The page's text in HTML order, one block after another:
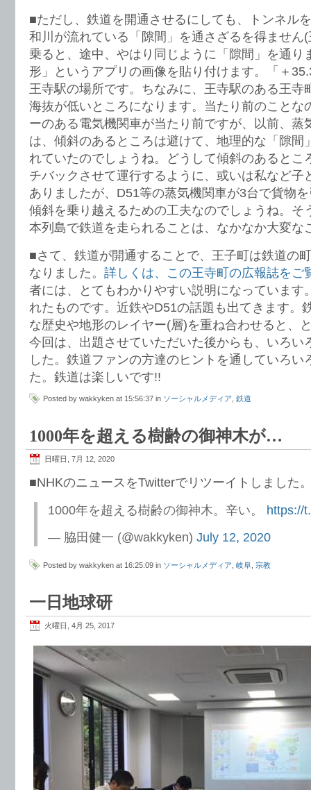
■ただし、鉄道を開通させるにしても、トンネル
和川が流れている「隙間」を通さざるを得ません
乗ると、途中、やはり同じように「隙間」を通り
形」というアプリの画像を貼り付けます。「＋
王寺駅の場所です。ちなみに、王寺駅のある王寺
海抜が低いところになります。当たり前のことな
ーのある電気機関車が当たり前ですが、以前、蒸
は、傾斜のあるところは避けて、地理的な「隙間
れていたのでしょうね。どうして傾斜のあるとこ
チバックさせて運行するように、或いは私など子
ありましたが、D51等の蒸気機関車が3台で貨物
傾斜を乗り越えるための工夫なのでしょうね。そ
本列島で鉄道を走られることは、なかなか大変な
■さて、鉄道が開通することで、王子町は鉄道の
なりました。 詳しくは、この王寺町の広報誌をご
者には、とてもわかりやすい説明になっています
れたものです。近鉄やD51の話題も出てきます。
な歴史や地形のレイヤー(層)を重ね合わせると、
今回は、出題させていただいた後からも、いろい
した。鉄道ファンの方達のヒントを通していろい
た。鉄道は楽しいです!!
Posted by wakkyken at 15:56:37 in ソーシャルメディア 鉄道
1000年を超える樹齢の御神木が…
日曜日, 7月 12, 2020
■NHKのニュースをTwitterでリツーイトしました
1000年を超える樹齢の御神木。辛い。 https://
— 脇田健一 (@wakkyken) July 12, 2020
Posted by wakkyken at 16:25:09 in ソーシャルメディア 岐阜 宗教
一日地球研
火曜日, 4月 25, 2017